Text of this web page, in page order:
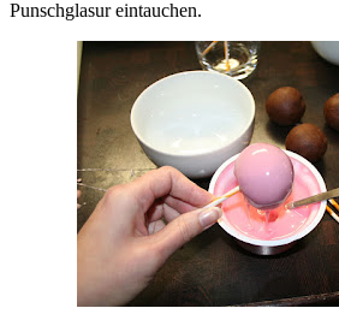
Punschglasur eintauchen.